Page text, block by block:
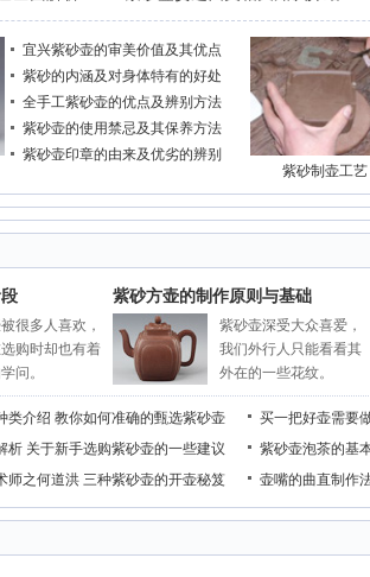
宜兴紫砂壶的审美价值及其优点
紫砂的内涵及对身体特有的好处
全手工紫砂壶的优点及辨别方法
紫砂壶的使用禁忌及其保养方法
紫砂壶印章的由来及优劣的辨别
紫砂制壶工艺
很多人喜欢，
购时却也有着
问。
紫砂方壶的制作原则与基础
紫砂壶深受大众喜爱，
我们外行人只能看看其
外在的一些花纹。
类介绍 教你如何准确的甄选紫砂壶
析 关于新手选购紫砂壶的一些建议
师之何道洪 三种紫砂壶的开壶秘笈
买一把好壶需要
紫砂壶泡茶的基
壶嘴的曲直制作